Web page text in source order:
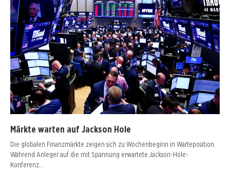
Märkte warten auf Jackson Hole
Die globalen Finanzmärkte zeigen sich zu Wochenbeginn in Warteposition.
Während Anleger auf die mit Spannung erwartete Jackson-Hole-
Konferenz…